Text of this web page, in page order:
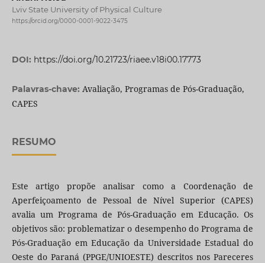
Lviv State University of Physical Culture
https://orcid.org/0000-0001-9022-3475
DOI: https://doi.org/10.21723/riaee.v18i00.17773
Palavras-chave: Avaliação, Programas de Pós-Graduação,
CAPES
RESUMO
Este artigo propõe analisar como a Coordenação de
Aperfeiçoamento de Pessoal de Nível Superior (CAPES)
avalia um Programa de Pós-Graduação em Educação. Os
objetivos são: problematizar o desempenho do Programa de
Pós-Graduação em Educação da Universidade Estadual do
Oeste do Paraná (PPGE/UNIOESTE) descritos nos Pareceres